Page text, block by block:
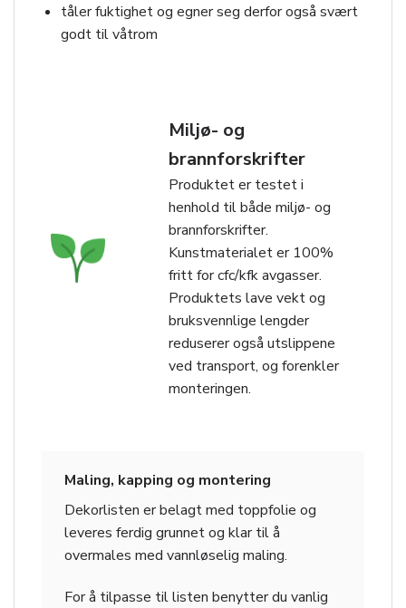
tåler fuktighet og egner seg derfor også svært
godt til våtrom
Miljø- og
brannforskrifter
Produktet er testet i
henhold til både miljø- og
brannforskrifter.
Kunstmaterialet er 100%
fritt for cfc/kfk avgasser.
Produktets lave vekt og
bruksvennlige lengder
reduserer også utslippene
ved transport, og forenkler
monteringen.
Maling, kapping og montering
Dekorlisten er belagt med toppfolie og
leveres ferdig grunnet og klar til å
overmales med vannløselig maling.
For å tilpasse til listen benytter du vanlig